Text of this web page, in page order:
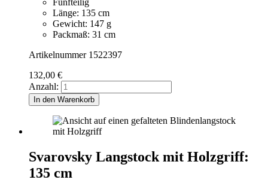
Länge: 135 cm
Gewicht: 147 g
Packmaß: 31 cm
Artikelnummer 1522397
132,00 €
Anzahl:
In den Warenkorb
Svarovsky Langstock mit Holzgriff:
135 cm